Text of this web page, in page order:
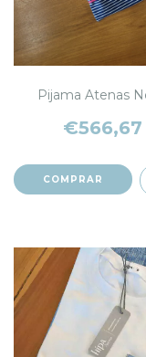
Pijama Atenas
€566,67
COMPRAR